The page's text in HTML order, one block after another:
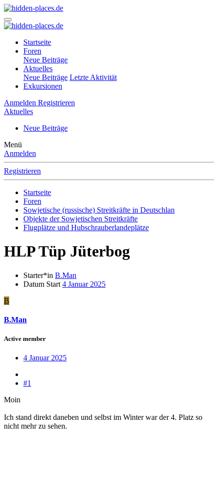
Startseite
Foren
Neue Beiträge
Aktuelles
Neue Beiträge Letzte Aktivität
Exkursionen
Anmelden Registrieren
Aktuelles
Neue Beiträge
Menü
Anmelden
Registrieren
Startseite
Foren
Sowjetische (russische) Streitkräfte in Deutschlan
Objekte der Sowjetischen Streitkräfte
Flugplätze und Hubschrauberlandeplätze
HLP Tüp Jüterbog
Starter*in B.Man
Datum Start 4 Januar 2025
B
B.Man
Active member
4 Januar 2025
#1
Moin
Ich stand direkt daneben und selbst im Winter war der 4. Platz so
nicht mehr zu sehen.